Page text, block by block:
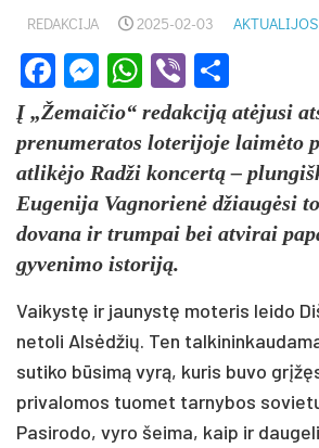
REDAKCIJA 2025-02-03 AKTUALIJOS
Facebook
Messenger
WhatsApp
Viber
Į „Žemaičio“ redakciją atėjusi
prenumeratos loterijoje laimėto
atlikėjo Radži koncertą –
Eugenija Vagnorienė džiaugėsi
dovana ir trumpai bei atvirai
gyvenimo istoriją.
Vaikystę ir jaunystę moteris leido
netoli Alsėdžių. Ten
sutiko būsimą vyrą, kuris buvo
privalomos tuomet tarnybos
Pasirodo, vyro šeima, kaip ir